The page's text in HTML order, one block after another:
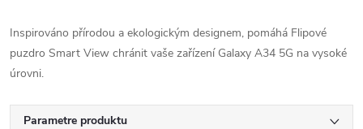
Inspirováno přírodou a ekologickým designem, pomáhá Flipové
puzdro Smart View chránit vaše zařízení Galaxy A34 5G na vysoké
úrovni.
Parametre produktu